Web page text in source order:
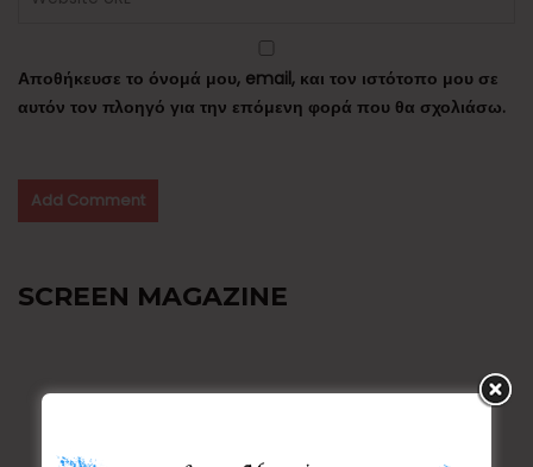
Αποθήκευσε το όνομά μου, email, και τον ιστότοπο μου σε
αυτόν τον πλοηγό για την επόμενη φορά που θα σχολιάσω.
SCREEN MAGAZINE